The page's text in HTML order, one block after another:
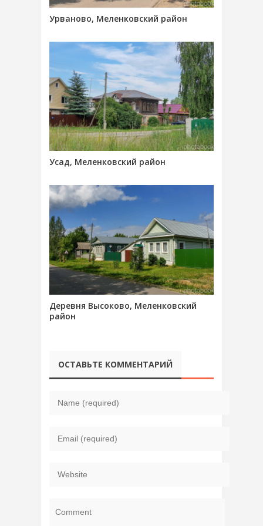
Урваново, Меленковский район
Усад, Меленковский район
Деревня Высоково, Меленковский
район
ОСТАВЬТЕ КОММЕНТАРИЙ